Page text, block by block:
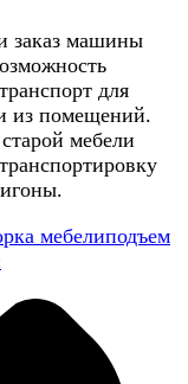
заказ машины
для
из помещений.
мебели
мебелиподъем